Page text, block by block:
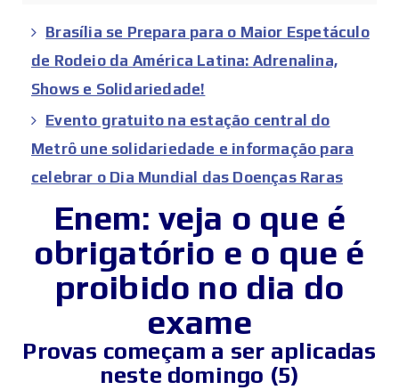
Brasília se Prepara para o Maior Espetáculo
de Rodeio da América Latina: Adrenalina,
Shows e Solidariedade!
Evento gratuito na estação central do
Metrô une solidariedade e informação para
celebrar o Dia Mundial das Doenças Raras
Enem: veja o que é
obrigatório e o que é
proibido no dia do
exame
Provas começam a ser aplicadas
neste domingo (5)